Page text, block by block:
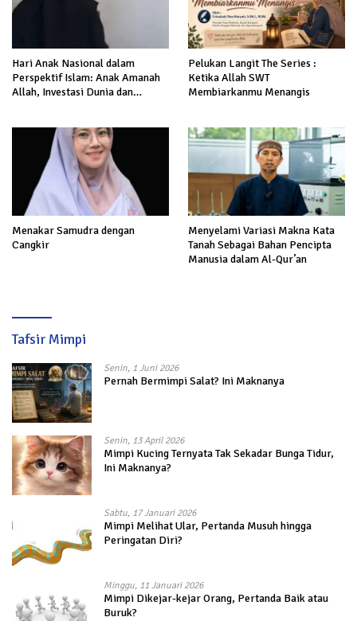
Hari Anak Nasional dalam
Perspektif Islam: Anak Amanah
Allah, Investasi Dunia dan
Pelukan Langit The Series :
Ketika Allah SWT
Membiarkanmu Menangis
Menakar Samudra dengan
Cangkir
Menyelami Variasi Makna Kata
Tanah Sebagai Bahan Pencipta
Manusia dalam Al-Qur’an
Tafsir Mimpi
Senin, 1 Juni 2026
Pernah Bermimpi Salat? Ini Maknanya
Senin, 13 April 2026
Mimpi Kucing Ternyata Tak Sekadar Bunga Tidur,
Ini Maknanya?
Sabtu, 17 Januari 2026
Mimpi Melihat Ular, Pertanda Musuh hingga
Peringatan Diri?
Minggu, 11 Januari 2026
Mimpi Dikejar-kejar Orang, Pertanda Baik atau
Buruk?